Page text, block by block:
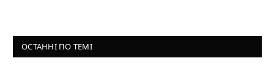
ОСТАННІ ПО ТЕМІ